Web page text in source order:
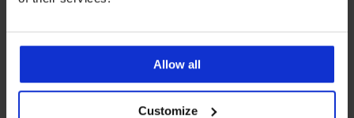
Allow all
Customize